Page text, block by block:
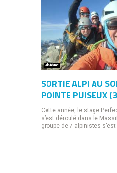
Alpinisme
SORTIE ALPI AU
POINTE PUISEUX
Cette année, le stage
s’est déroulé dans le
groupe de 7 alpinistes s’est